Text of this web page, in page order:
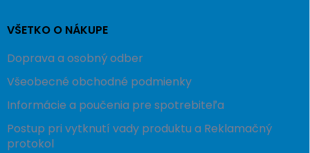
VŠETKO O NÁKUPE
Doprava a osobný odber
Všeobecné obchodné podmienky
Informácie a poučenia pre spotrebiteľa
Postup pri vytknutí vady produktu a Reklamačný
protokol